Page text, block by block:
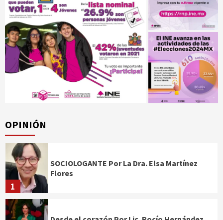
OPINIÓN
1
SOCIOLOGANTE Por La Dra. Elsa Martínez
Flores